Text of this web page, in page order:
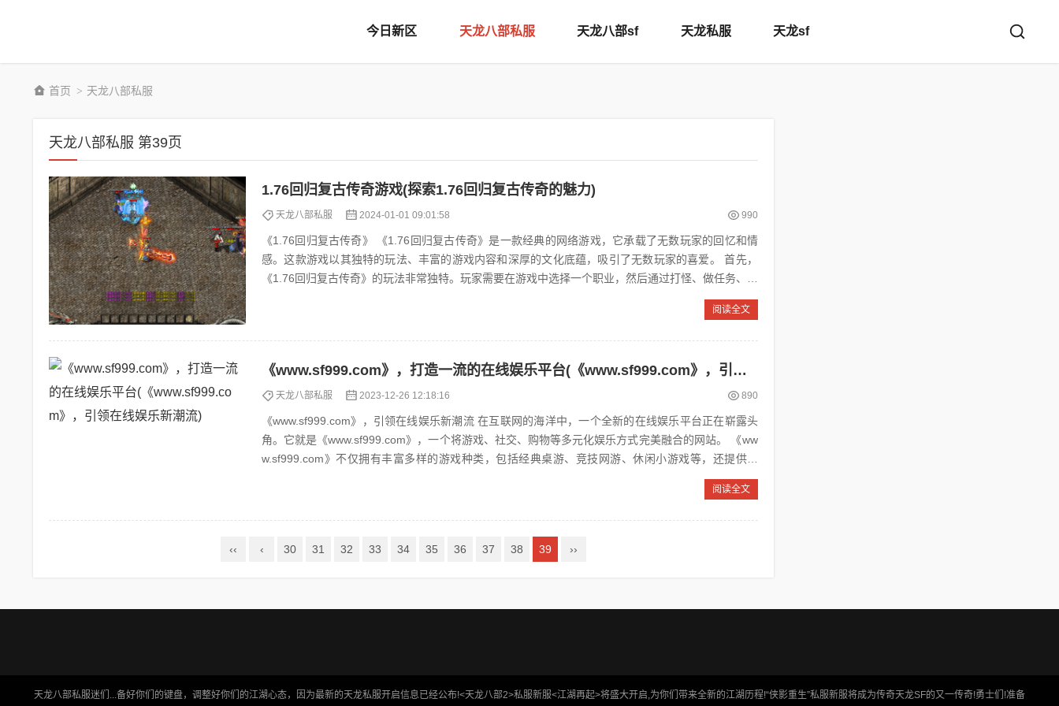
今日新区 天龙八部私服 天龙八部sf 天龙私服 天龙sf
首页 > 天龙八部私服
天龙八部私服 第39页
1.76回归复古传奇游戏(探索1.76回归复古传奇的魅力)
天龙八部私服 2024-01-01 09:01:58 990
《1.76回归复古传奇》 《1.76回归复古传奇》是一款经典的网络游戏，它承载了无数玩家的回忆和情
感。这款游戏以其独特的玩法、丰富的游戏内容和深厚的文化底蕴，吸引了无数玩家的喜爱。 首先，
《1.76回归复古传奇》的玩法非常独特。玩家需要在游戏中选择一个职业，然后通过打怪、做任务、与
阅读全文
《www.sf999.com》，打造一流的在线娱乐平台(《www.sf999.com》，引领在线娱乐新潮流)
天龙八部私服 2023-12-26 12:18:16 890
《www.sf999.com》，引领在线娱乐新潮流 在互联网的海洋中，一个全新的在线娱乐平台正在崭露头
角。它就是《www.sf999.com》，一个将游戏、社交、购物等多元化娱乐方式完美融合的网站。 《ww
w.sf999.com》不仅拥有丰富多样的游戏种类，包括经典桌游、竞技网游、休闲小游戏等，还提供了
阅读全文
‹‹ ‹ 30 31 32 33 34 35 36 37 38 39 ››
天龙八部私服迷们...备好你们的键盘，调整好你们的江湖心态，因为最新的天龙私服开启信息已经公布!<天龙八部2>私服新服<江湖再起>将盛大开启,为你们带来全新的江湖历程!“侠影重生”私服新服将成为传奇天龙SF的又一传奇!勇士们!准备